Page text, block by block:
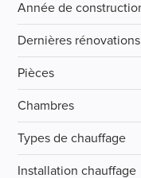
Année de
Dernières rénovations
Pièces
Chambres
Types de chauffage
Installation chauffage